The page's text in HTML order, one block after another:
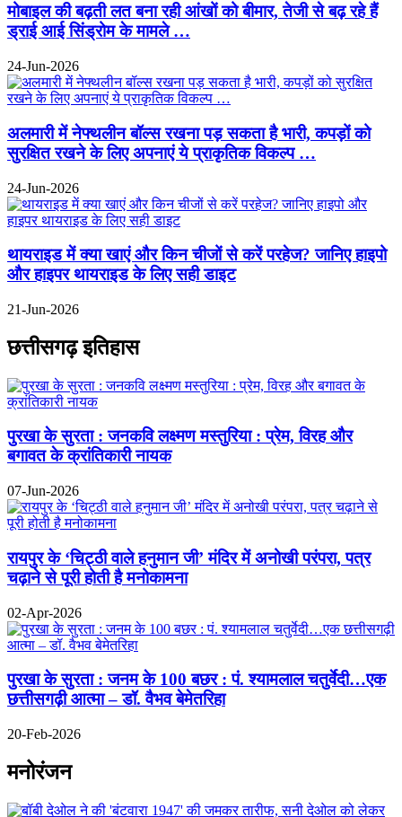
मोबाइल की बढ़ती लत बना रही आंखों को बीमार, तेजी से बढ़ रहे हैं
ड्राई आई सिंड्रोम के मामले …
24-Jun-2026
अलमारी में नेफ्थलीन बॉल्स रखना पड़ सकता है भारी, कपड़ों को
सुरक्षित रखने के लिए अपनाएं ये प्राकृतिक विकल्प …
24-Jun-2026
थायराइड में क्या खाएं और किन चीजों से करें परहेज? जानिए हाइपो
और हाइपर थायराइड के लिए सही डाइट
21-Jun-2026
छत्तीसगढ़ इतिहास
पुरखा के सुरता : जनकवि लक्ष्मण मस्तुरिया : प्रेम, विरह और
बगावत के क्रांतिकारी नायक
07-Jun-2026
रायपुर के ‘चिट्ठी वाले हनुमान जी’ मंदिर में अनोखी परंपरा, पत्र
चढ़ाने से पूरी होती है मनोकामना
02-Apr-2026
पुरखा के सुरता : जनम के 100 बछर : पं. श्यामलाल चतुर्वेदी…एक
छत्तीसगढ़ी आत्मा – डॉ. वैभव बेमेतरिहा
20-Feb-2026
मनोरंजन